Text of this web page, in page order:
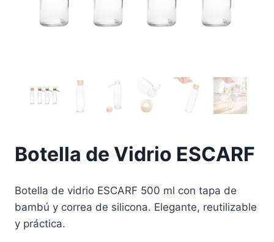
Botella de Vidrio ESCARF
Botella de vidrio ESCARF 500 ml con tapa de
bambú y correa de silicona. Elegante, reutilizable
y práctica.